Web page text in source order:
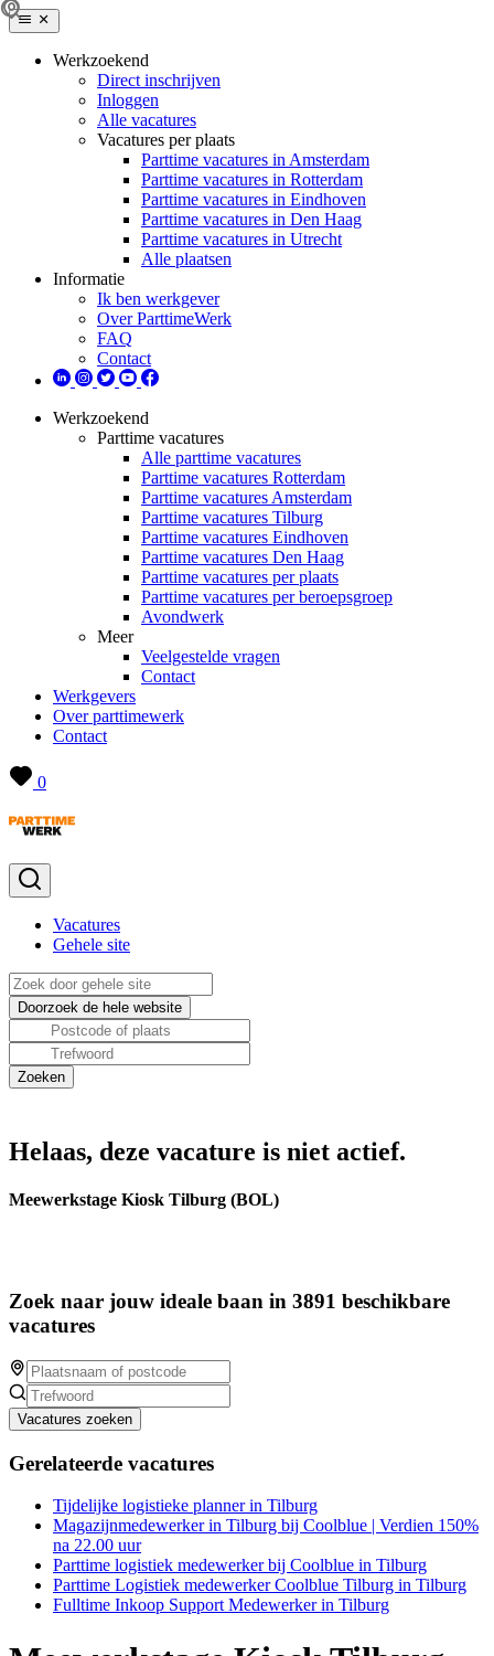
Werkzoekend
Direct inschrijven
Inloggen
Alle vacatures
Vacatures per plaats
Parttime vacatures in Amsterdam
Parttime vacatures in Rotterdam
Parttime vacatures in Eindhoven
Parttime vacatures in Den Haag
Parttime vacatures in Utrecht
Alle plaatsen
Informatie
Ik ben werkgever
Over ParttimeWerk
FAQ
Contact
Werkzoekend
Parttime vacatures
Alle parttime vacatures
Parttime vacatures Rotterdam
Parttime vacatures Amsterdam
Parttime vacatures Tilburg
Parttime vacatures Eindhoven
Parttime vacatures Den Haag
Parttime vacatures per plaats
Parttime vacatures per beroepsgroep
Avondwerk
Meer
Veelgestelde vragen
Contact
Werkgevers
Over parttimewerk
Contact
0
Vacatures
Gehele site
Helaas, deze vacature is niet actief.
Meewerkstage Kiosk Tilburg (BOL)
Zoek naar jouw ideale baan in 3891 beschikbare
vacatures
Vacatures zoeken
Gerelateerde vacatures
Tijdelijke logistieke planner in Tilburg
Magazijnmedewerker in Tilburg bij Coolblue | Verdien 150%
na 22.00 uur
Parttime logistiek medewerker bij Coolblue in Tilburg
Parttime Logistiek medewerker Coolblue Tilburg in Tilburg
Fulltime Inkoop Support Medewerker in Tilburg